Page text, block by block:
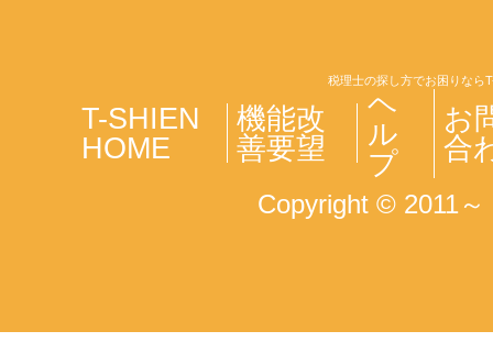
税理士の探し方でお困りなら
T-SHIEN
HOME
機能改
善要望
ヘ
ル
プ
お
合
Copyright © 2011